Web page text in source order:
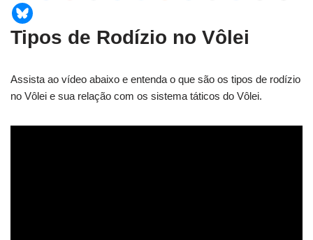
Tipos de Rodízio no Vôlei
Assista ao vídeo abaixo e entenda o que são os tipos de rodízio
no Vôlei e sua relação com os sistema táticos do Vôlei.